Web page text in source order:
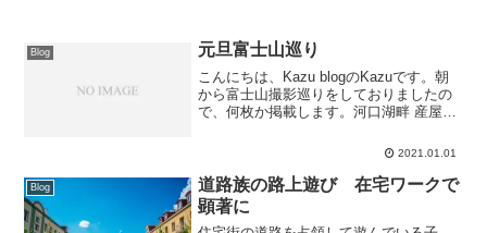
Blog 元旦富士山巡り
こんにちは、Kazu blogのKazuです。朝
から富士山撮影巡りをしておりましたの
で、何枚か掲載します。河口湖畔 産屋ヶ
園 20210101am西湖畔 根場浜
2021.01.01
Blog
道路族の路上遊び 在宅ワークで
顕著に